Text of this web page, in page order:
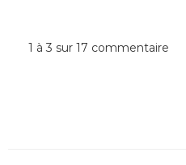
1 à 3 sur 17 commentaire